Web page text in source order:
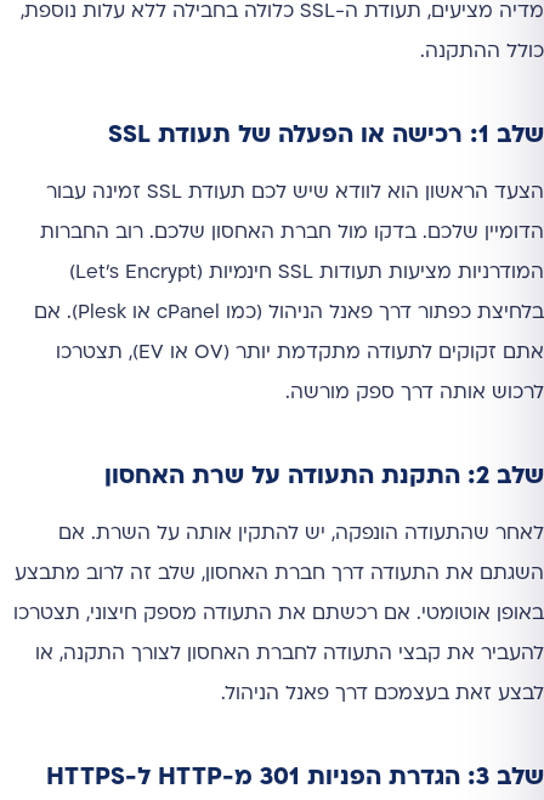
מדיה מציעים, תעודת ה-SSL כלולה בחבילה ללא עלות נוספת,
כולל ההתקנה.
שלב 1: רכישה או הפעלה של תעודת SSL
הצעד הראשון הוא לוודא שיש לכם תעודת SSL זמינה עבור
הדומיין שלכם. בדקו מול חברת האחסון שלכם. רוב החברות
המודרניות מציעות תעודות SSL חינמיות (Let's Encrypt)
בלחיצת כפתור דרך פאנל הניהול (כמו cPanel או Plesk). אם
אתם זקוקים לתעודה מתקדמת יותר (OV או EV), תצטרכו
לרכוש אותה דרך ספק מורשה.
שלב 2: התקנת התעודה על שרת האחסון
לאחר שהתעודה הונפקה, יש להתקין אותה על השרת. אם
השגתם את התעודה דרך חברת האחסון, שלב זה לרוב מתבצע
באופן אוטומטי. אם רכשתם את התעודה מספק חיצוני, תצטרכו
להעביר את קבצי התעודה לחברת האחסון לצורך התקנה, או
לבצע זאת בעצמכם דרך פאנל הניהול.
שלב 3: הגדרת הפניות 301 מ-HTTP ל-HTTPS